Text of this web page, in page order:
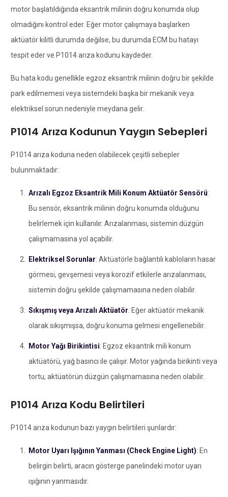
motor başlatıldığında eksantrik milinin doğru konumda olup
olmadığını kontrol eder. Eğer motor çalışmaya başlarken
aktüatör kilitli durumda değilse, bu durumda ECM bu hatayı
tespit eder ve P1014 arıza kodunu kaydeder.
Bu hata kodu genellikle egzoz eksantrik milinin doğru bir şekilde
park edilmemesi veya sistemdeki başka bir mekanik veya
elektriksel sorun nedeniyle meydana gelir.
P1014 Arıza Kodunun Yaygın Sebepleri
P1014 arıza koduna neden olabilecek çeşitli sebepler
bulunmaktadır:
Arızalı Egzoz Eksantrik Mili Konum Aktüatör Sensörü:
Bu sensör, eksantrik milinin doğru konumda olduğunu
belirlemek için kullanılır. Arızalanması, sistemin düzgün
çalışmamasına yol açabilir.
Elektriksel Sorunlar: Aktüatörle bağlantılı kabloların hasar
görmesi, gevşemesi veya korozif etkilerle arızalanması,
sistemin doğru şekilde çalışmamasına neden olabilir.
Sıkışmış veya Arızalı Aktüatör: Eğer aktüatör mekanik
olarak sıkışmışsa, doğru konuma gelmesi engellenebilir.
Motor Yağı Birikintisi: Egzoz eksantrik mili konum
aktüatörü, yağ basıncı ile çalışır. Motor yağında birikinti veya
tortu, aktüatörün düzgün çalışmamasına neden olabilir.
P1014 Arıza Kodu Belirtileri
P1014 arıza kodunun bazı yaygın belirtileri şunlardır:
Motor Uyarı Işığının Yanması (Check Engine Light): En
belirgin belirti, aracın gösterge panelindeki motor uyarı
ışığının yanmasıdır.